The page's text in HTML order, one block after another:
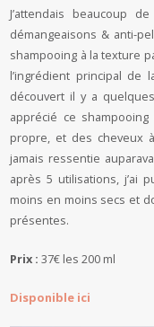
J’attendais beaucoup
démangeaisons & anti-
shampooing à la texture
l’ingrédient principal de
découvert il y a
apprécié ce
propre, et des cheveux
jamais ressentie
après 5 utilisations, j’ai
moins en moins secs et
présentes.
Prix : 37€ les 200 ml
Disponible ici